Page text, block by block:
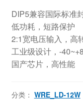
DIP5兼容国际标准
低功耗，短路保护
2:1宽电压输入，高
工业级设计，-
国产芯片，高性能
分类： WRE_LD-12W